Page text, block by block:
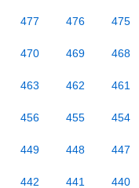
477 476 475
470 469 468
463 462 461
456 455 454
449 448 447
442 441 440